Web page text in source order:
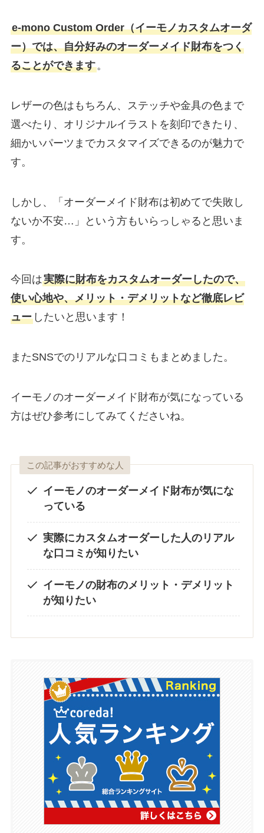
e-mono Custom Order（イーモノカスタムオーダ
ー）では、自分好みのオーダーメイド財布をつく
ることができます。
レザーの色はもちろん、ステッチや金具の色まで
選べたり、オリジナルイラストを刻印できたり、
細かいパーツまでカスタマイズできるのが魅力で
す。
しかし、「オーダーメイド財布は初めてで失敗し
ないか不安…」という方もいらっしゃると思いま
す。
今回は実際に財布をカスタムオーダーしたので、
使い心地や、メリット・デメリットなど徹底レビ
ューしたいと思います！
またSNSでのリアルな口コミもまとめました。
イーモノのオーダーメイド財布が気になっている
方はぜひ参考にしてみてくださいね。
この記事がおすすめな人
イーモノのオーダーメイド財布が気にな
っている
実際にカスタムオーダーした人のリアル
な口コミが知りたい
イーモノの財布のメリット・デメリット
が知りたい